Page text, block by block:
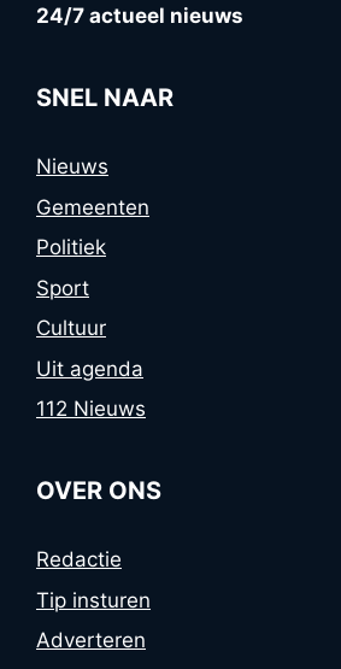
24/7 actueel nieuws
SNEL NAAR
Nieuws
Gemeenten
Politiek
Sport
Cultuur
Uit agenda
112 Nieuws
OVER ONS
Redactie
Tip insturen
Adverteren